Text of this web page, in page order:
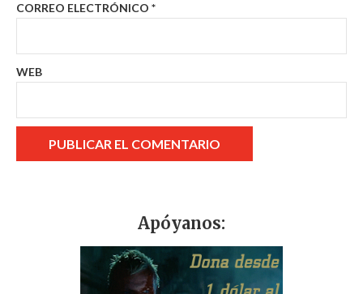
CORREO ELECTRÓNICO *
WEB
Apóyanos: